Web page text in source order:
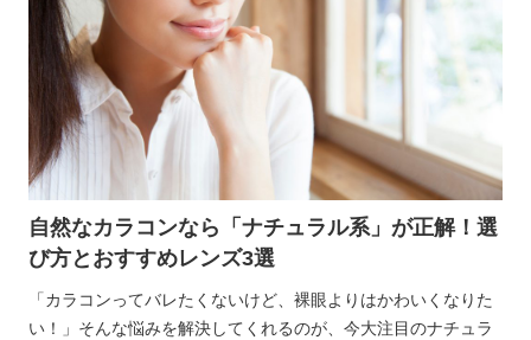
自然なカラコンなら「ナチュラル系」が正解！選
び方とおすすめレンズ3選
「カラコンってバレたくないけど、裸眼よりはかわいくなりた
い！」そんな悩みを解決してくれるのが、今大注目のナチュラ